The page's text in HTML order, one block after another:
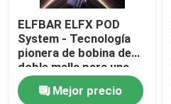
Productos
Videos
ELFBAR ELFX POD
System - Tecnología
pionera de bobina de
doble malla para una
experiencia de vapeo
superiorMejor precio